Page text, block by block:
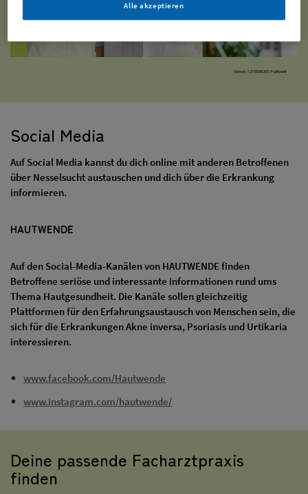
iStock-1215506203 Halfpoint
Social Media
Auf Social Media kannst du dich online mit anderen Betroffenen
über Nesselsucht austauschen und dich über die Erkrankung
informieren.
HAUTWENDE
Auf den Social-Media-Kanälen von HAUTWENDE finden
Betroffene seriöse und interessante Informationen rund ums
Thema Hautgesundheit. Die Kanäle sollen gleichzeitig
Plattformen für den Erfahrungsaustausch von Menschen sein, die
sich für die Erkrankungen Akne inversa, Psoriasis und Urtikaria
interessieren.
www.facebook.com/Hautwende
www.instagram.com/hautwende/
Deine passende Facharztpraxis
finden
Alle akzeptieren